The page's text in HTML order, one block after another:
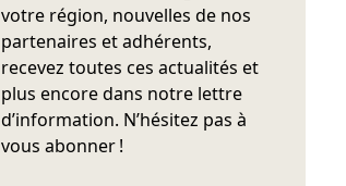
votre région, nouvelles de nos
partenaires et adhérents,
recevez toutes ces actualités et
plus encore dans notre lettre
d’information. N’hésitez pas à
vous abonner !